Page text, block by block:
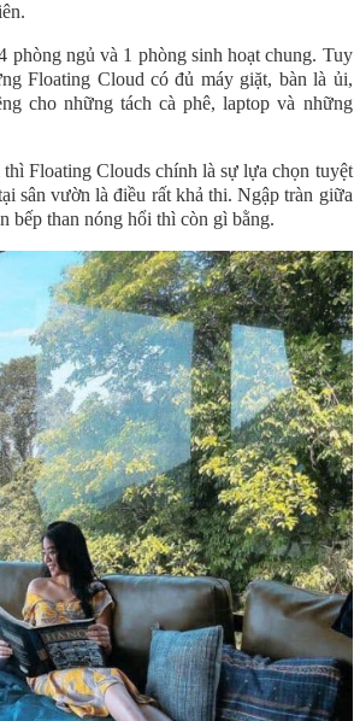
ngủ và 1 phòng sinh hoạt chung. Tuy
Floating Cloud có đủ máy giặt, bàn là ủi,
cho những tách cà phê, laptop và những
Floating Clouds chính là sự lựa chọn tuyệt
sân vườn là điều rất khả thi. Ngập tràn giữa
bếp than nóng hổi thì còn gì bằng.